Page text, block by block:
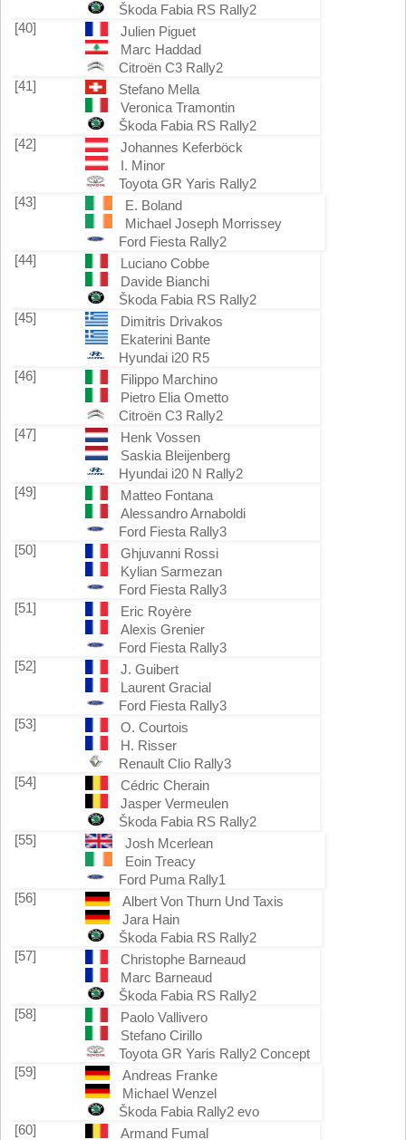
Škoda Fabia RS Rally2
[40]
Julien Piguet
Marc Haddad
Citroën C3 Rally2
[41]
Stefano Mella
Veronica Tramontin
Škoda Fabia RS Rally2
[42]
Johannes Keferböck
I. Minor
Toyota GR Yaris Rally2
[43]
E. Boland
Michael Joseph Morrissey
Ford Fiesta Rally2
[44]
Luciano Cobbe
Davide Bianchi
Škoda Fabia RS Rally2
[45]
Dimitris Drivakos
Ekaterini Bante
Hyundai i20 R5
[46]
Filippo Marchino
Pietro Elia Ometto
Citroën C3 Rally2
[47]
Henk Vossen
Saskia Bleijenberg
Hyundai i20 N Rally2
[49]
Matteo Fontana
Alessandro Arnaboldi
Ford Fiesta Rally3
[50]
Ghjuvanni Rossi
Kylian Sarmezan
Ford Fiesta Rally3
[51]
Eric Royère
Alexis Grenier
Ford Fiesta Rally3
[52]
J. Guibert
Laurent Gracial
Ford Fiesta Rally3
[53]
O. Courtois
H. Risser
Renault Clio Rally3
[54]
Cédric Cherain
Jasper Vermeulen
Škoda Fabia RS Rally2
[55]
Josh Mcerlean
Eoin Treacy
Ford Puma Rally1
[56]
Albert Von Thurn Und Taxis
Jara Hain
Škoda Fabia RS Rally2
[57]
Christophe Barneaud
Marc Barneaud
Škoda Fabia RS Rally2
[58]
Paolo Vallivero
Stefano Cirillo
Toyota GR Yaris Rally2 Concept
[59]
Andreas Franke
Michael Wenzel
Škoda Fabia Rally2 evo
[60]
Armand Fumal